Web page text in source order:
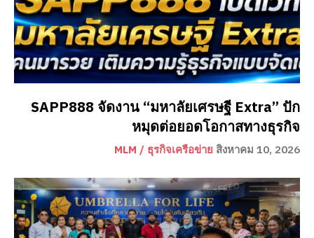
SAPP888 จัดงาน “มหาลัยเศรษฐี Extra” ปัก
หมุดต่อยอดโอกาสทางธุรกิจ
MLM / ธุรกิจเครือข่าย สิงหาคม 10, 2026